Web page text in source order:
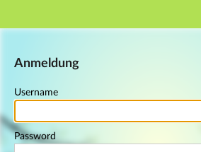
Main navigation
Anmeldung
Username
Password